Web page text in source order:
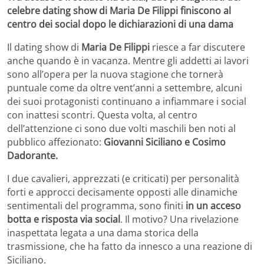
celebre dating show di Maria De Filippi finiscono al
centro dei social dopo le dichiarazioni di una dama
Il dating show di Maria De Filippi riesce a far discutere
anche quando è in vacanza. Mentre gli addetti ai lavori
sono all’opera per la nuova stagione che tornerà
puntuale come da oltre vent’anni a settembre, alcuni
dei suoi protagonisti continuano a infiammare i social
con inattesi scontri. Questa volta, al centro
dell’attenzione ci sono due volti maschili ben noti al
pubblico affezionato: Giovanni Siciliano e Cosimo
Dadorante.
I due cavalieri, apprezzati (e criticati) per personalità
forti e approcci decisamente opposti alle dinamiche
sentimentali del programma, sono finiti in un acceso
botta e risposta via social. Il motivo? Una rivelazione
inaspettata legata a una dama storica della
trasmissione, che ha fatto da innesco a una reazione di
Siciliano.